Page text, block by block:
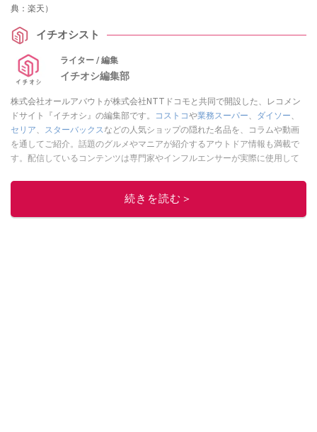
典：楽天）
イチオシスト
ライター / 編集
イチオシ編集部
株式会社オールアバウトが株式会社NTTドコモと共同で開設した、レコメン
ドサイト『イチオシ』の編集部です。
コストコや業務スーパー ダイソー
セリア
スターバックス などの人気ショップの隠れた名品を、コラムや動画
を通してご紹介。話題のグルメやマニアが紹介するアウトドア情報も満載で
す。配信しているコンテンツは専門家やインフルエンサーが実際に使用して
ニュースでフォロー
続きを読む＞